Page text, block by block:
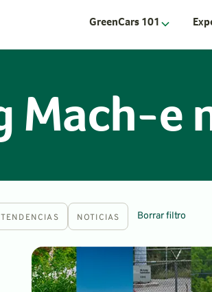
GreenCars 101
Mach-e
TENDENCIAS NOTICIAS Borrar filtro